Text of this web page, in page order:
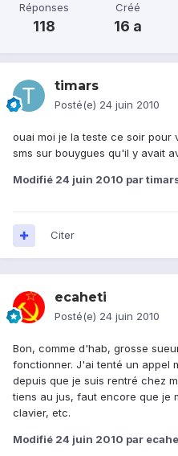
Réponses
118
Créé
16 a
timars
Posté(e) 24 juin 2010
ouai moi je la teste ce soir pour
sms sur bouygues qu'il y avait
Modifié 24 juin 2010 par
Citer
ecaheti
Posté(e) 24 juin 2010
Bon, comme d'hab, grosse
fonctionner. J'ai tenté un appel
depuis que je suis rentré chez
tiens au jus, faut encore que je
clavier, etc.
Modifié 24 juin 2010 par